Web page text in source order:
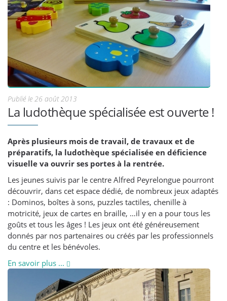
Publié le 26 août 2013
La ludothèque spécialisée est ouverte !
Après plusieurs mois de travail, de travaux et de
préparatifs, la ludothèque spécialisée en déficience
visuelle va ouvrir ses portes à la rentrée.
Les jeunes suivis par le centre Alfred Peyrelongue pourront
découvrir, dans cet espace dédié, de nombreux jeux adaptés
: Dominos, boîtes à sons, puzzles tactiles, chenille à
motricité, jeux de cartes en braille, …il y en a pour tous les
goûts et tous les âges ! Les jeux ont été généreusement
donnés par nos partenaires ou créés par les professionnels
du centre et les bénévoles.
En savoir plus ...